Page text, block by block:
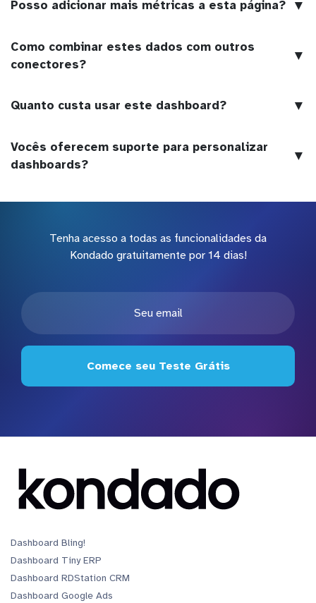
Posso adicionar mais métricas a esta página? ▼
Como combinar estes dados com outros
conectores?
▼
Quanto custa usar este dashboard? ▼
Vocês oferecem suporte para personalizar
dashboards?
▼
Tenha acesso a todas as funcionalidades da
Kondado gratuitamente por 14 dias!
Comece seu Teste Grátis
Dashboard Bling!
Dashboard Tiny ERP
Dashboard RDStation CRM
Dashboard Google Ads